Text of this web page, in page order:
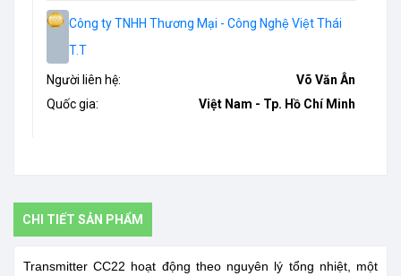
Công ty TNHH Thương Mại - Công Nghệ Việt Thái
T.T
Người liên hệ:
Võ Văn Ân
Quốc gia:
Việt Nam - Tp. Hồ Chí Minh
CHI TIẾT SẢN PHẨM
Transmitter CC22 hoạt động theo nguyên lý tổng nhiệt, một